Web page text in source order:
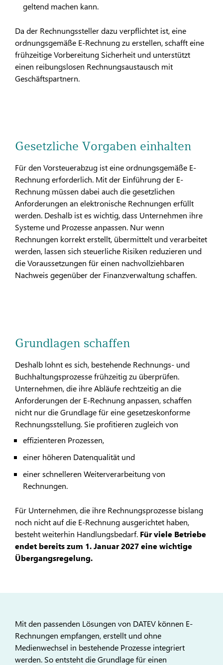
geltend machen kann.
Da der Rechnungssteller dazu verpflichtet ist, eine
ordnungsgemäße E-Rechnung zu erstellen, schafft eine
frühzeitige Vorbereitung Sicherheit und unterstützt
einen reibungslosen Rechnungsaustausch mit
Geschäftspartnern.
Gesetzliche Vorgaben einhalten
Für den Vorsteuerabzug ist eine ordnungsgemäße E-
Rechnung erforderlich. Mit der Einführung der E-
Rechnung müssen dabei auch die gesetzlichen
Anforderungen an elektronische Rechnungen erfüllt
werden. Deshalb ist es wichtig, dass Unternehmen ihre
Systeme und Prozesse anpassen. Nur wenn
Rechnungen korrekt erstellt, übermittelt und verarbeitet
werden, lassen sich steuerliche Risiken reduzieren und
die Voraussetzungen für einen nachvollziehbaren
Nachweis gegenüber der Finanzverwaltung schaffen.
Grundlagen schaffen
Deshalb lohnt es sich, bestehende Rechnungs- und
Buchhaltungsprozesse frühzeitig zu überprüfen.
Unternehmen, die ihre Abläufe rechtzeitig an die
Anforderungen der E-Rechnung anpassen, schaffen
nicht nur die Grundlage für eine gesetzeskonforme
Rechnungsstellung. Sie profitieren zugleich von
effizienteren Prozessen,
einer höheren Datenqualität und
einer schnelleren Weiterverarbeitung von
Rechnungen.
Für Unternehmen, die ihre Rechnungsprozesse bislang
noch nicht auf die E-Rechnung ausgerichtet haben,
besteht weiterhin Handlungsbedarf. Für viele Betriebe
endet bereits zum 1. Januar 2027 eine wichtige
Übergangsregelung.
Mit den passenden Lösungen von DATEV können E-
Rechnungen empfangen, erstellt und ohne
Medienwechsel in bestehende Prozesse integriert
werden. So entsteht die Grundlage für einen